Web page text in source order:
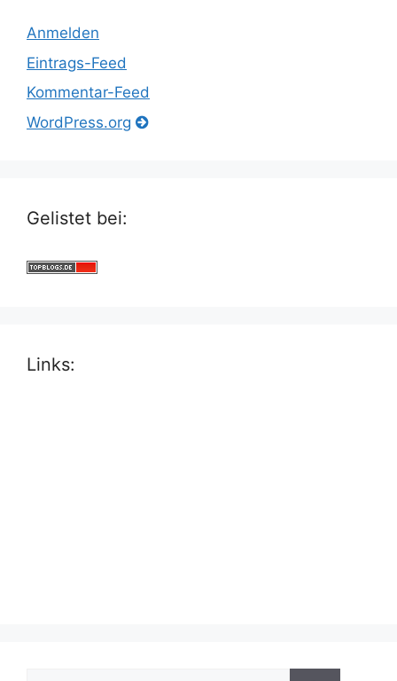
Anmelden
Eintrags-Feed
Kommentar-Feed
WordPress.org
Gelistet bei:
Links: